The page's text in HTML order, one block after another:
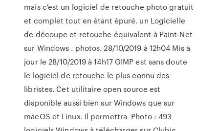
mais c'est un logiciel de retouche photo gratuit
et complet tout en étant épuré. un Logicielle
de découpe et retouche équivalent à Paint-Net
sur Windows . photos. 28/10/2019 à 12h04 Mis à
jour le 28/10/2019 à 14h17 GIMP est sans doute
le logiciel de retouche le plus connu des
libristes. Cet utilitaire open source est
disponible aussi bien sur Windows que sur
macOS et Linux. Il permettra Photo : 493